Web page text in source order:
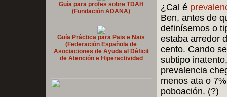
Guía para profes sobre TDAH
(Fundación ADANA)
Guía Práctica para Pais e Nais
(Federación Española de
Asociaciones de Ayuda al Déficit
de Atención e Hiperactividad
¿Cal é
Ben, antes de
definísemos o
estaba arredor
cento. Cando
subtipo
prevalencia
menos ata o
poboación. (?)